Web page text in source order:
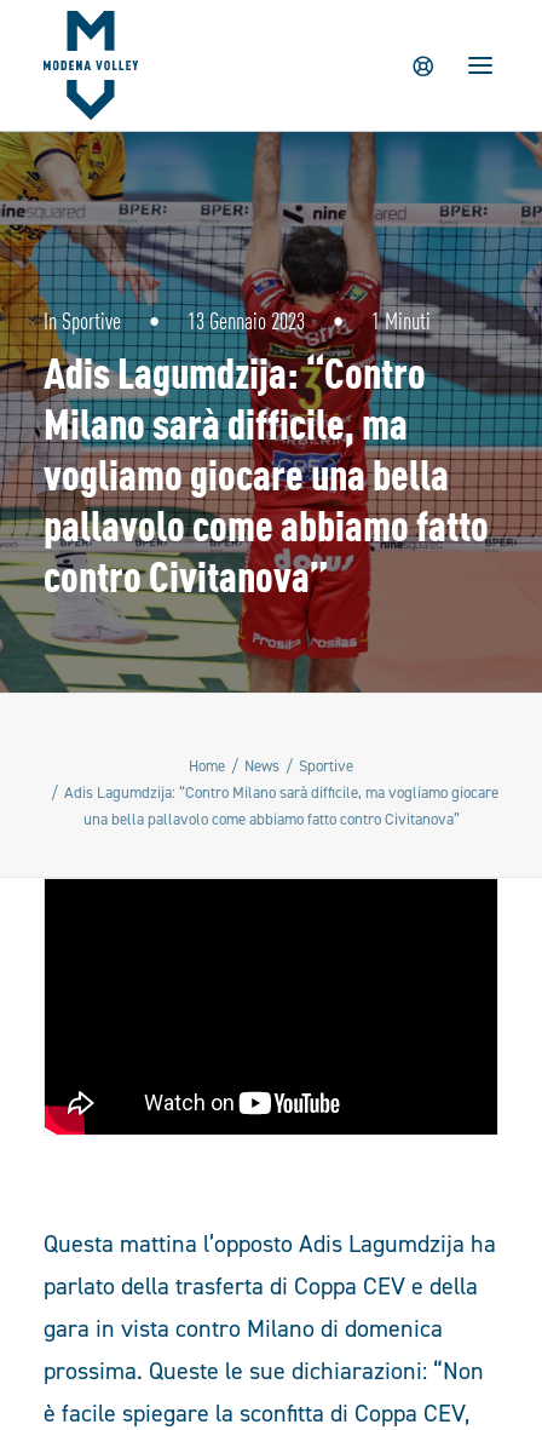
IL CLUB
NEWS
TICKETING
SUMMER CAMP
MV PARTNERS
PALAPANINI
GIOVANILI
ACADEMY
STORE
InSportive • 13 Gennaio 2023 • 1 Minuti
Adis Lagumdzija: “Contro
Milano sarà difficile, ma
vogliamo giocare una bella
pallavolo come abbiamo fatto
contro Civitanova”
Home News
Sportive
Adis Lagumdzija: “Contro Milano sarà difficile, ma vogliamo giocare
una bella pallavolo come abbiamo fatto contro Civitanova”
Questa mattina l’opposto Adis Lagumdzija ha
parlato della trasferta di Coppa CEV e della
gara in vista contro Milano di domenica
prossima. Queste le sue dichiarazioni: “Non
è facile spiegare la sconfitta di Coppa CEV,